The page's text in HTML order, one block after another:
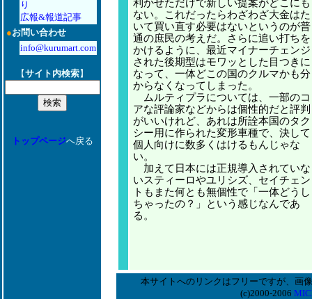
り
広報&報道記事
●お問い合わせ
info@kurumart.com
【サイト内検索】
トップページへ戻る
利かせただけで新しい提案がどこにも
ない。これだったらわざわざ大金はた
いて買い直す必要はないというのが普
通の庶民の考えだ。さらに追い打ちを
かけるように、最近マイナーチェンジ
された後期型はモワッとした目つきに
なって、一体どこの国のクルマかも分
からなくなってしまった。
ムルティプラについては、一部のコ
アな評論家などからは個性的だと評判
がいいけれど、あれは所詮本国のタク
シー用に作られた変形車種で、決して
個人向けに数多くはけるもんじゃな
い。
加えて日本には正規導入されていな
いスティーロやユリシズ、セイチェン
トもまた何とも無個性で「一体どうし
ちゃったの？」という感じなんであ
る。
本サイトへのリンクはフリーですが、画
(c)2000-2006